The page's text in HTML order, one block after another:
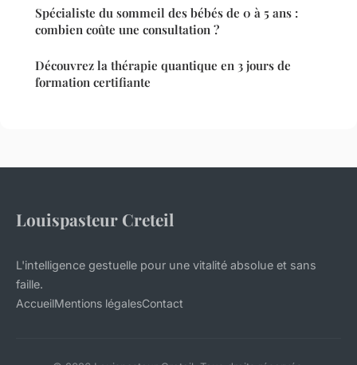
Spécialiste du sommeil des bébés de 0 à 5 ans :
combien coûte une consultation ?
Découvrez la thérapie quantique en 3 jours de
formation certifiante
Louispasteur Creteil
L'intelligence gestuelle pour une vitalité absolue et sans
faille.
AccueilMentions légalesContact